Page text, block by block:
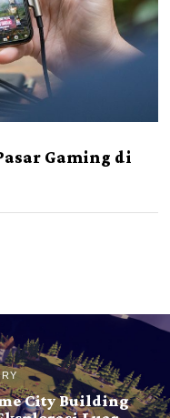
Gaming di
City Building